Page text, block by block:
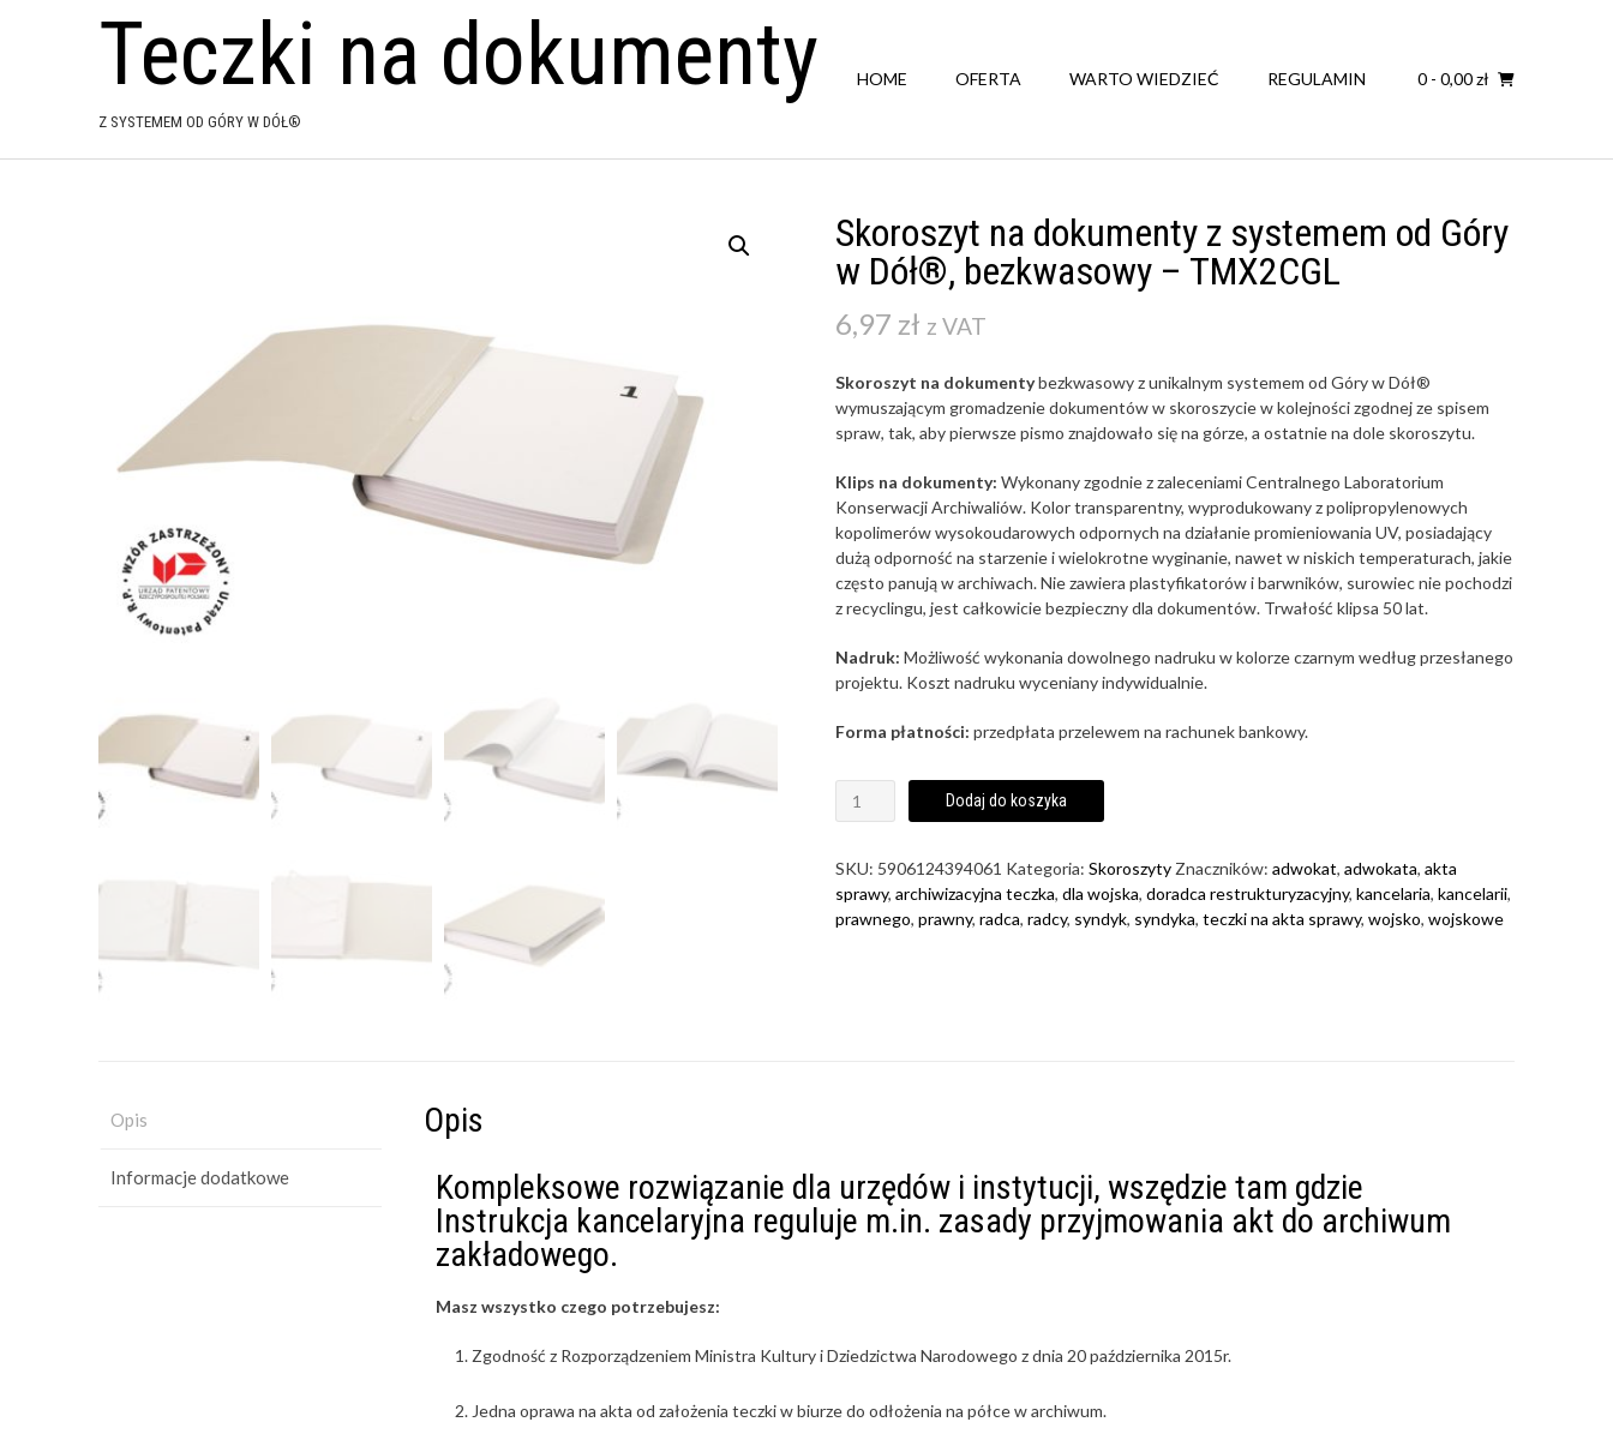
Teczki na dokumenty
Z SYSTEMEM OD GÓRY W DÓŁ®
HOME OFERTA WARTO WIEDZIEĆ REGULAMIN 0 - 0,00zł
Skoroszyt na dokumenty z systemem od Góry
w Dół®, bezkwasowy – TMX2CGL
6,97 zł z VAT
Skoroszyt na dokumentybezkwasowy z unikalnym systemem od Góry w Dół®
wymuszającym gromadzenie dokumentów w skoroszycie w kolejności zgodnej ze spisem
spraw, tak, aby pierwsze pismo znajdowało się na górze, a ostatnie na dole skoroszytu.
Klips na dokumenty: Wykonany zgodnie z zaleceniami Centralnego Laboratorium
Konserwacji Archiwaliów. Kolor transparentny, wyprodukowany z polipropylenowych
kopolimerów wysokoudarowych odpornych na działanie promieniowania UV, posiadający
dużą odporność na starzenie i wielokrotne wyginanie, nawet w niskich temperaturach, jakie
często panują w archiwach. Nie zawiera plastyfikatorów i barwników, surowiec nie pochodzi
z recyclingu, jest całkowicie bezpieczny dla dokumentów. Trwałość klipsa 50 lat.
Nadruk: Możliwość wykonania dowolnego nadruku w kolorze czarnym według przesłanego
projektu. Koszt nadruku wyceniany indywidualnie.
Forma płatności: przedpłata przelewem na rachunek bankowy.
Dodaj do koszyka
SKU: 5906124394061 Kategoria: Skoroszyty Znaczników: adwokat, adwokata, akta
sprawy, archiwizacyjna teczka, dla wojska, doradca restrukturyzacyjny, kancelaria, kancelarii,
prawnego, prawny, radca, radcy, syndyk, syndyka, teczki na akta sprawy, wojsko, wojskowe
Opis
Informacje dodatkowe
Opis
Kompleksowe rozwiązanie dla urzędów i instytucji, wszędzie tam gdzie
Instrukcja kancelaryjna reguluje m.in. zasady przyjmowania akt do archiwum
zakładowego.
Masz wszystko czego potrzebujesz:
Zgodność z Rozporządzeniem Ministra Kultury i Dziedzictwa Narodowego z dnia 20 października 2015r.
Jedna oprawa na akta od założenia teczki w biurze do odłożenia na półce w archiwum.